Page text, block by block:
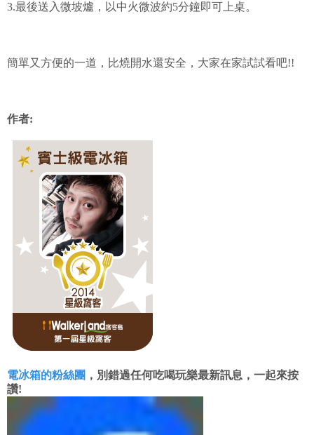
3.最後送入微坡爐，以中火微波約5分鐘即可上桌。
簡單又方便的一道，比燒開水還安全，大家在家試試看吧!!
作者:
電冰箱的粉絲團 ，別錯過任何吃喝玩樂最新訊息，一起來按
讚!